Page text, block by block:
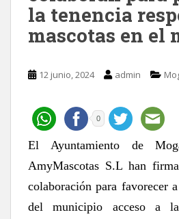
la tenencia
mascotas en el
12 junio, 2024 admin
0
El Ayuntamiento de
AmyMascotas S.L han
colaboración para favorecer
del municipio acceso a